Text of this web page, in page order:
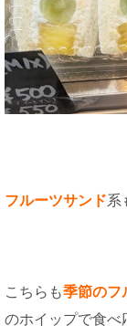
フルーツサンド系
こちらも季節のフ
のホイップで食べ